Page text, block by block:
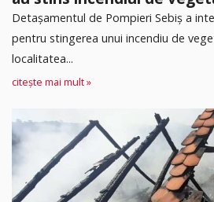
Detașamentul de Pompieri Sebiș a
pentru stingerea unui incendiu de
localitatea...
citește mai mult »